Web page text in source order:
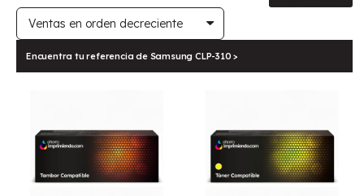
Encuentra tu referencia de Samsung CLP-310 >